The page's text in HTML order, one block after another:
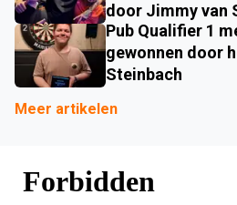
door Jimmy van
Pub Qualifier 1
gewonnen door
Steinbach
Meer artikelen